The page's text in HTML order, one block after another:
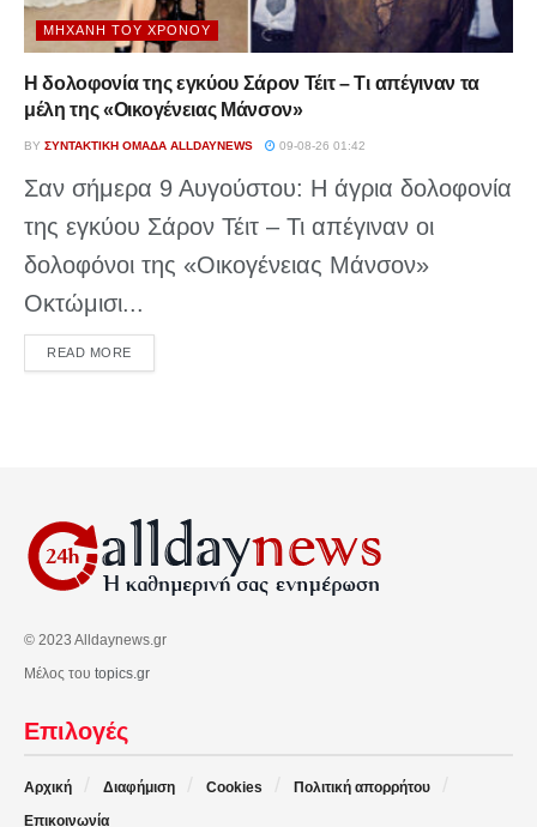
ΜΗΧΑΝΉ ΤΟΥ ΧΡΌΝΟΥ
Η δολοφονία της εγκύου Σάρον Τέιτ – Τι απέγιναν τα
μέλη της «Οικογένειας Μάνσον»
BY ΣΥΝΤΑΚΤΙΚΉ ΟΜΆΔΑ ALLDAYNEWS 09-08-26 01:42
Σαν σήμερα 9 Αυγούστου: Η άγρια δολοφονία
της εγκύου Σάρον Τέιτ – Τι απέγιναν οι
δολοφόνοι της «Οικογένειας Μάνσον»
Οκτώμισι...
READ MOREDETAILS
© 2023 Alldaynews.gr
Μέλος του topics.gr
Επιλογές
Αρχική Διαφήμιση Cookies
Πολιτική απορρήτου
Επικοινωνία